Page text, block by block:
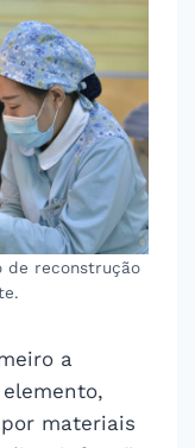
de reconstrução
a
materiais